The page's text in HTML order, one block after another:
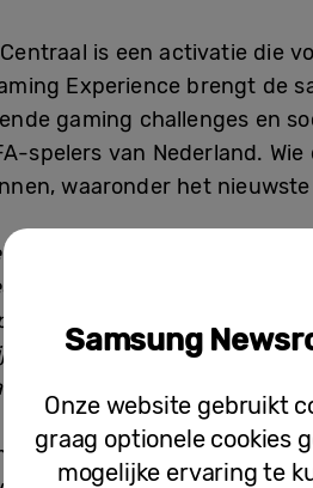
is een activatie die
Experience brengt de
gaming challenges en
spelers van Nederland.
waaronder het
groep fanatieke gamers in
zegt Gerben van Walt
brengt technologie
enthousiast over de
op het gebied van
tussen
Samsung
Onze website gebruikt
graag optionele cookies
mogelijke ervaring te